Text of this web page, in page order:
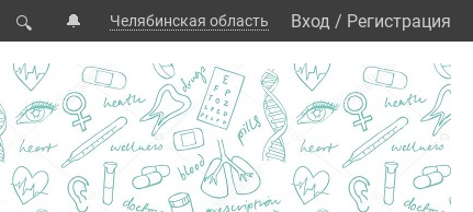
🔍 🔔 Челябинская область Вход / Регистрация